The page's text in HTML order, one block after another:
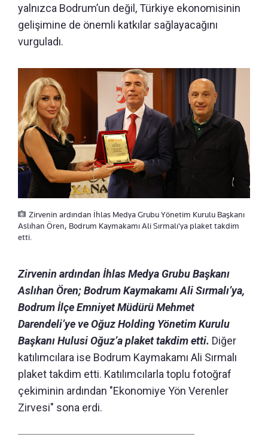
yalnızca Bodrum’un değil, Türkiye ekonomisinin
gelişimine de önemli katkılar sağlayacağını
vurguladı.
Zirvenin ardından İhlas Medya Grubu Yönetim Kurulu Başkanı
Aslıhan Ören, Bodrum Kaymakamı Ali Sırmalı'ya plaket takdim
etti.
Zirvenin ardından İhlas Medya Grubu Başkanı
Aslıhan Ören; Bodrum Kaymakamı Ali Sırmalı’ya,
Bodrum İlçe Emniyet Müdürü Mehmet
Darendeli’ye ve Oğuz Holding Yönetim Kurulu
Başkanı Hulusi Oğuz’a plaket takdim etti. Diğer
katılımcılara ise Bodrum Kaymakamı Ali Sırmalı
plaket takdim etti. Katılımcılarla toplu fotoğraf
çekiminin ardından "Ekonomiye Yön Verenler
Zirvesi" sona erdi.